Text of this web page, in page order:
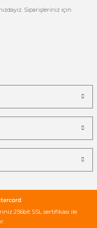
Siparişleriniz için
256bit SSL sertifikası ile